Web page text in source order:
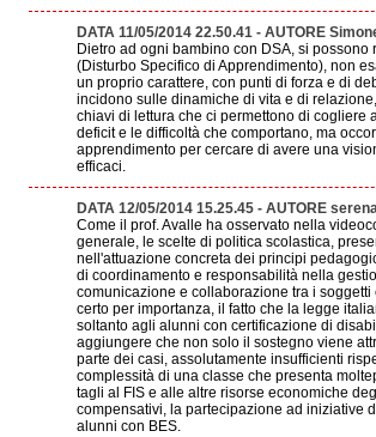
DATA 11/05/2014 22.50.41 - AUTORE
Dietro ad ogni bambino con DSA, si
(Disturbo Specifico di Apprendimento), non
un proprio carattere, con punti di forza e di
incidono sulle dinamiche di vita e di
chiavi di lettura che ci permettono di cogliere
deficit e le difficoltà che comportano, ma
apprendimento per cercare di avere una
efficaci.
DATA 12/05/2014 15.25.45 - AUTORE
Come il prof. Avalle ha osservato nella
generale, le scelte di politica scolastica,
nell'attuazione concreta dei principi
di coordinamento e responsabilità nella
comunicazione e collaborazione tra i
certo per importanza, il fatto che la legge
soltanto agli alunni con certificazione di
aggiungere che non solo il sostegno viene
parte dei casi, assolutamente insufficienti
complessità di una classe che presenta
tagli al FIS e alle altre risorse economiche
compensativi, la partecipazione ad iniziative
alunni con BES.